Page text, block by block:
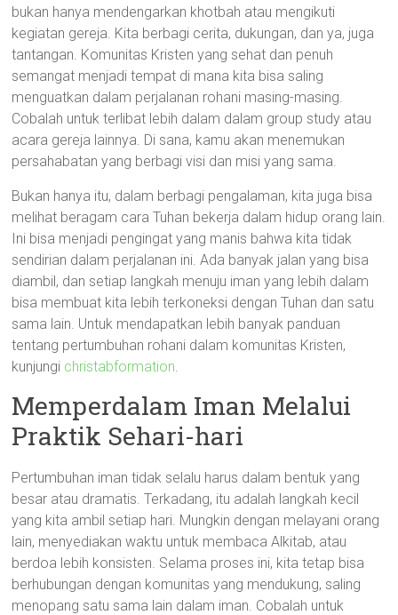
bukan hanya mendengarkan khotbah atau mengikuti
kegiatan gereja. Kita berbagi cerita, dukungan, dan ya, juga
tantangan. Komunitas Kristen yang sehat dan penuh
semangat menjadi tempat di mana kita bisa saling
menguatkan dalam perjalanan rohani masing-masing.
Cobalah untuk terlibat lebih dalam dalam group study atau
acara gereja lainnya. Di sana, kamu akan menemukan
persahabatan yang berbagi visi dan misi yang sama.
Bukan hanya itu, dalam berbagi pengalaman, kita juga bisa
melihat beragam cara Tuhan bekerja dalam hidup orang lain.
Ini bisa menjadi pengingat yang manis bahwa kita tidak
sendirian dalam perjalanan ini. Ada banyak jalan yang bisa
diambil, dan setiap langkah menuju iman yang lebih dalam
bisa membuat kita lebih terkoneksi dengan Tuhan dan satu
sama lain. Untuk mendapatkan lebih banyak panduan
tentang pertumbuhan rohani dalam komunitas Kristen,
kunjungi christabformation.
Memperdalam Iman Melalui
Praktik Sehari-hari
Pertumbuhan iman tidak selalu harus dalam bentuk yang
besar atau dramatis. Terkadang, itu adalah langkah kecil
yang kita ambil setiap hari. Mungkin dengan melayani orang
lain, menyediakan waktu untuk membaca Alkitab, atau
berdoa lebih konsisten. Selama proses ini, kita tetap bisa
berhubungan dengan komunitas yang mendukung, saling
menopang satu sama lain dalam iman. Cobalah untuk